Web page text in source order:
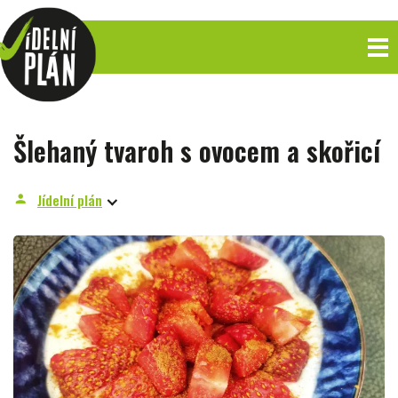
Šlehaný tvaroh s ovocem a skořicí
person Jídelní plán